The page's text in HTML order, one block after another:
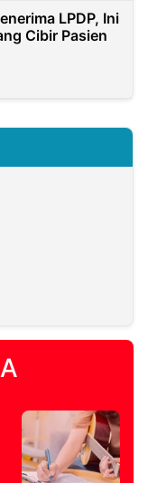
LPDP, Ini
Cibir Pasien